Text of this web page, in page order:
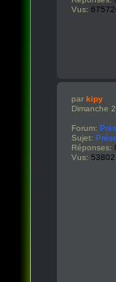
Vus:
par kipy
Dimanche
Forum:
Sujet:
Réponses:
Vus: 53802